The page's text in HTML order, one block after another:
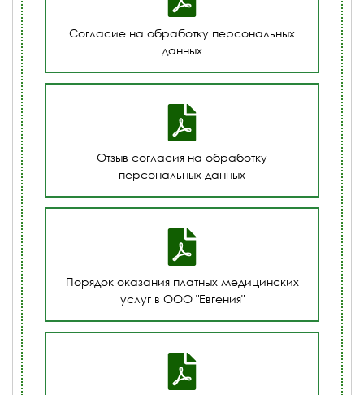
Согласие на обработку персональных
данных
Отзыв согласия на обработку
персональных данных
Порядок оказания платных медицинских
услуг в ООО "Евгения"